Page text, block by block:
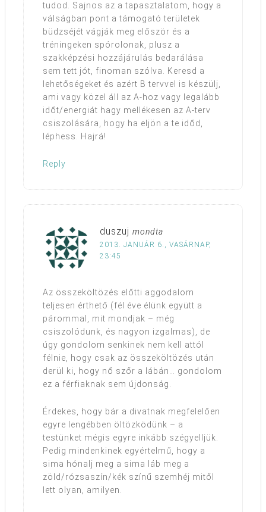
tudod. Sajnos az a tapasztalatom, hogy a
válságban pont a támogató területek
büdzséjét vágják meg először és a
tréningeken spórolonak, plusz a
szakképzési hozzájárulás bedarálása
sem tett jót, finoman szólva. Keresd a
lehetőségeket és azért B tervvel is készülj,
ami vagy közel áll az A-hoz vagy legalább
időt/energiát hagy mellékesen az A-terv
csiszolására, hogy ha eljön a te időd,
léphess. Hajrá!
Reply
duszuj mondta
2013. JANUÁR 6., VASÁRNAP,
23:45
Az összeköltözés előtti aggodalom
teljesen érthető (fél éve élünk együtt a
párommal, mit mondjak – még
csiszolódunk, és nagyon izgalmas), de
úgy gondolom senkinek nem kell attól
félnie, hogy csak az összeköltözés után
derül ki, hogy nő szőr a lábán… gondolom
ez a férfiaknak sem újdonság.
Érdekes, hogy bár a divatnak megfelelően
egyre lengébben öltözködünk – a
testünket mégis egyre inkább szégyelljük.
Pedig mindenkinek egyértelmű, hogy a
sima hónalj meg a sima láb meg a
zöld/rózsaszín/kék színű szemhéj mitől
lett olyan, amilyen.